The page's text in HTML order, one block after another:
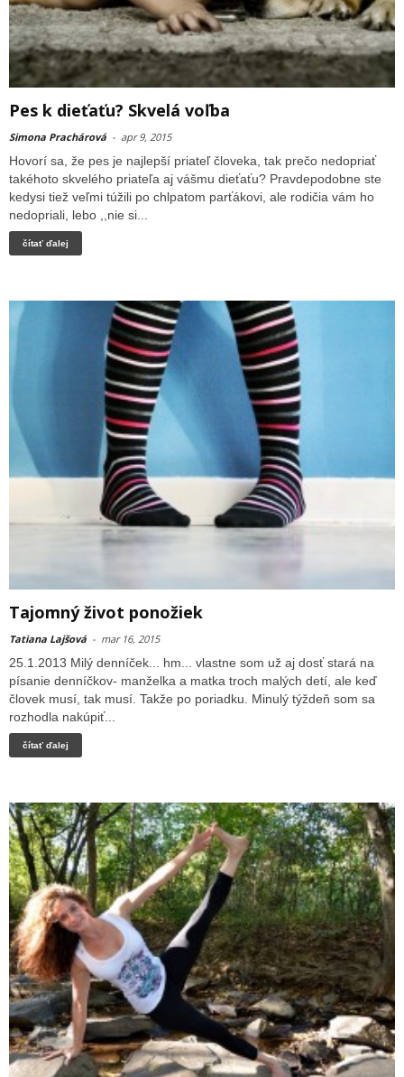
Pes k dieťaťu? Skvelá voľba
Simona Prachárová - apr 9, 2015
Hovorí sa, že pes je najlepší priateľ človeka, tak prečo nedopriať
takéhoto skvelého priateľa aj vášmu dieťaťu? Pravdepodobne ste
kedysi tiež veľmi túžili po chlpatom parťákovi, ale rodičia vám ho
nedopriali, lebo ,,nie si...
čítať ďalej
Tajomný život ponožiek
Tatiana Lajšová - mar 16, 2015
25.1.2013 Milý denníček... hm... vlastne som už aj dosť stará na
písanie denníčkov- manželka a matka troch malých detí, ale keď
človek musí, tak musí. Takže po poriadku. Minulý týždeň som sa
rozhodla nakúpiť...
čítať ďalej